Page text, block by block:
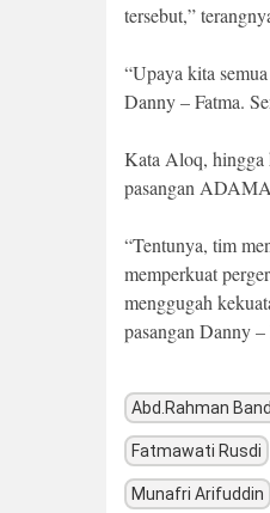
tersebut,”
“Upaya kita
Danny – Fatma.
Kata Aloq, hingga
pasangan
“Tentunya, tim
memperkuat
menggugah
pasangan Danny
Abd.Rahman
Fatmawati Rusdi
Munafri Arifuddin